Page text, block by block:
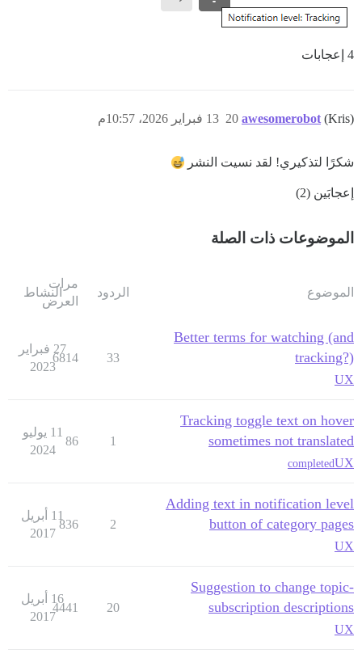
4 إعجابات
awesomerobot (Kris) 13 فبراير 2026، 10:57م 20
شكرًا لتذكيري! لقد نسيت النشر
إعجابَين (2)
الموضوعات ذات الصلة
الموضوع الردود
مرات
العرض
النشاط
Better terms for watching (and
tracking?)
UX
33
6814
27 فبراير
2023
Tracking toggle text on hover
sometimes not translated
UX
completed
1
86
11 يوليو
2024
Adding text in notification level
button of category pages
UX
2
836
11 أبريل
2017
Suggestion to change topic-
subscription descriptions
UX
20
4441
16 أبريل
2017